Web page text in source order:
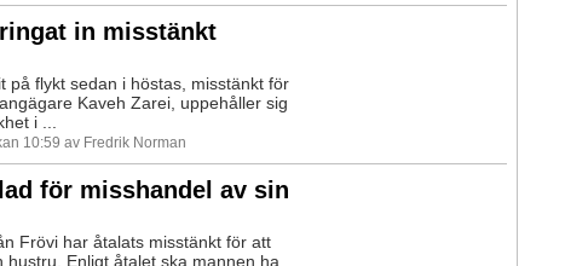
in misstänkt
på flykt sedan i höstas, misstänkt för
Kaveh Zarei, uppehåller sig
i ...
10:59 av Fredrik Norman
för misshandel av sin
Frövi har åtalats misstänkt för att
hustru. Enligt åtalet ska mannen ha